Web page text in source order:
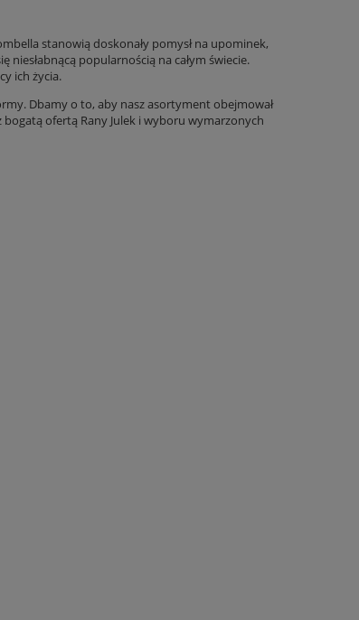
stanowią doskonały pomysł na upominek,
popularnością na całym świecie.
ich życia.
Dbamy o to, aby nasz asortyment obejmował
ofertą Rany Julek i wyboru wymarzonych